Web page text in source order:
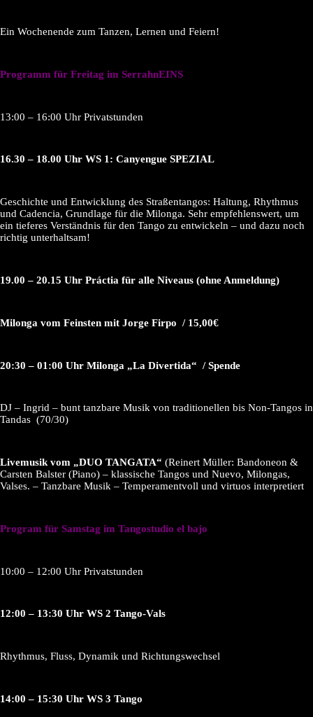
Ein Wochenende zum Tanzen, Lernen und Feiern!
Programm für Freitag im SerrahnEINS
13:00 – 16:00 Uhr Privatstunden
16.30 – 18.00 Uhr WS 1: Canyengue SPEZIAL
Geschichte und Entwicklung des Straßentangos: Haltung, Rhythmus
und Cadencia, Grundlage für die Milonga. Sehr empfehlenswert, um
ein tieferes Verständnis für den Tango zu entwickeln – und dazu noch
richtig unterhaltsam!
19.00 – 20.15 Uhr Práctia für alle Niveaus (ohne Anmeldung)
Milonga vom Feinsten mit Jorge Firpo / 15,00€
20:30 – 01:00 Uhr Milonga „La Divertida“ / Spende
DJ – Ingrid – bunt tanzbare Musik von traditionellen bis Non-Tangos in
Tandas (70/30)
Livemusik vom „DUO TANGATA“ (Reinert Müller: Bandoneon &
Carsten Balster (Piano) – klassische Tangos und Nuevo, Milongas,
Valses. – Tanzbare Musik – Temperamentvoll und virtuos interpretiert
Program für Samstag im Tangostudio el bajo
10:00 – 12:00 Uhr Privatstunden
12:00 – 13:30 Uhr WS 2 Tango-Vals
Rhythmus, Fluss, Dynamik und Richtungswechsel
14:00 – 15:30 Uhr WS 3 Tango